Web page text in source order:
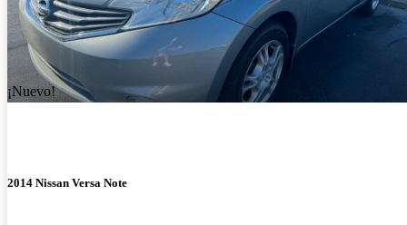
¡Nuevo!
2014 Nissan Versa Note